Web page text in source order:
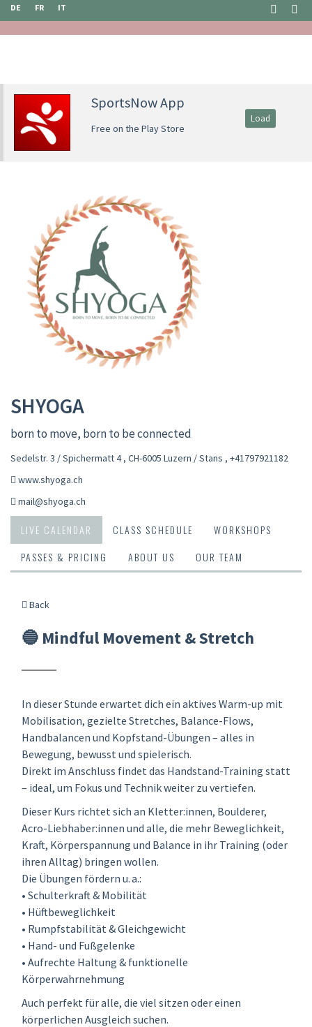
DE FR IT
SportsNow App
Free on the Play Store
Load
SHYOGA
born to move, born to be connected
Sedelstr. 3 / Spichermatt 4 , CH-6005 Luzern / Stans , +41797921182
www.shyoga.ch
mail@shyoga.ch
LIVE CALENDAR CLASS SCHEDULE
WORKSHOPS
PASSES & PRICING
ABOUT US OUR TEAM
Back
🔵 Mindful Movement & Stretch
In dieser Stunde erwartet dich ein aktives Warm-up mit
Mobilisation, gezielte Stretches, Balance-Flows,
Handbalancen und Kopfstand-Übungen – alles in
Bewegung, bewusst und spielerisch.
Direkt im Anschluss findet das Handstand-Training statt
– ideal, um Fokus und Technik weiter zu vertiefen.
Dieser Kurs richtet sich an Kletter:innen, Boulderer,
Acro-Liebhaber:innen und alle, die mehr Beweglichkeit,
Kraft, Körperspannung und Balance in ihr Training (oder
ihren Alltag) bringen wollen.
Die Übungen fördern u. a.:
• Schulterkraft & Mobilität
• Hüftbeweglichkeit
• Rumpfstabilität & Gleichgewicht
• Hand- und Fußgelenke
• Aufrechte Haltung & funktionelle
Körperwahrnehmung
Auch perfekt für alle, die viel sitzen oder einen
körperlichen Ausgleich suchen.